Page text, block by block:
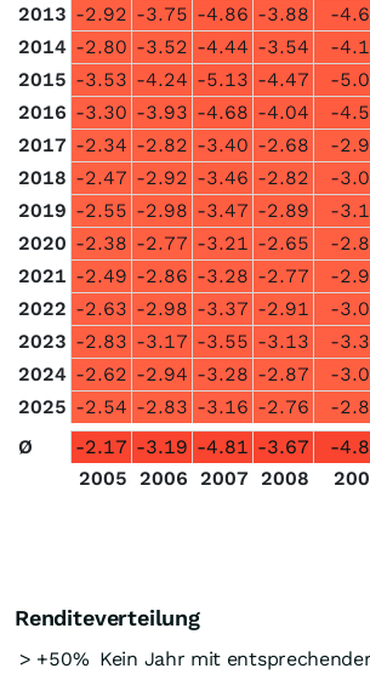
2013 -2.92 -3.75 -4.86 -3.88 -
2014 -2.80 -3.52 -4.44 -3.54 -
2015 -3.53 -4.24 -5.13 -4.47 -
2016 -3.30 -3.93 -4.68 -4.04 -
2017 -2.34 -2.82 -3.40 -2.68 -
2018 -2.47 -2.92 -3.46 -2.82 -
2019 -2.55 -2.98 -3.47 -2.89 -
2020 -2.38 -2.77 -3.21 -2.65 -
2021 -2.49 -2.86 -3.28 -2.77 -
2022 -2.63 -2.98 -3.37 -2.91 -
2023 -2.83 -3.17 -3.55 -3.13 -
2024 -2.62 -2.94 -3.28 -2.87 -
2025 -2.54 -2.83 -3.16 -2.76 -
Ø
-2.17 -3.19 -4.81 -3.67 -
2005 2006 2007 2008
Renditeverteilung
> +50% Kein Jahr mit